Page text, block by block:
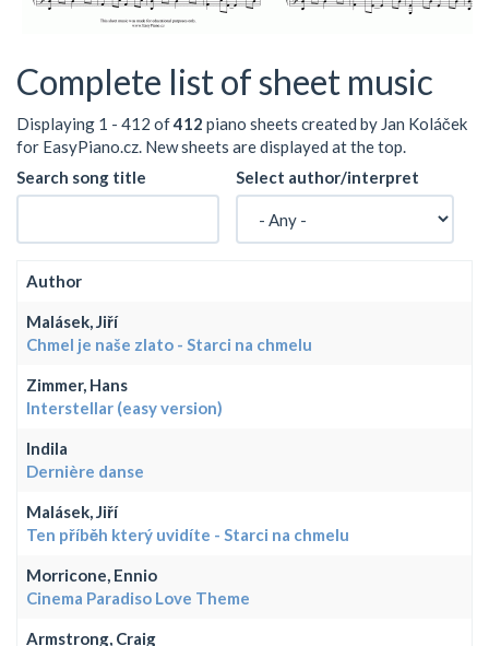
Complete list of sheet music
Displaying 1 - 412 of412 piano sheets created by Jan Koláček
for EasyPiano.cz. New sheets are displayed at the top.
Search song title
Select author/interpret
Author
Malásek, Jiří
Chmel je naše zlato - Starci na chmelu
Zimmer, Hans
Interstellar (easy version)
Indila
Dernière danse
Malásek, Jiří
Ten příběh který uvidíte - Starci na chmelu
Morricone, Ennio
Cinema Paradiso Love Theme
Armstrong, Craig